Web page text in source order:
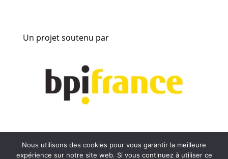
Un projet soutenu par
Copyright © 2026 Divi. Tous droits réservés.
Nous utilisons des cookies pour vous garantir la meilleure
expérience sur notre site web. Si vous continuez à utiliser ce